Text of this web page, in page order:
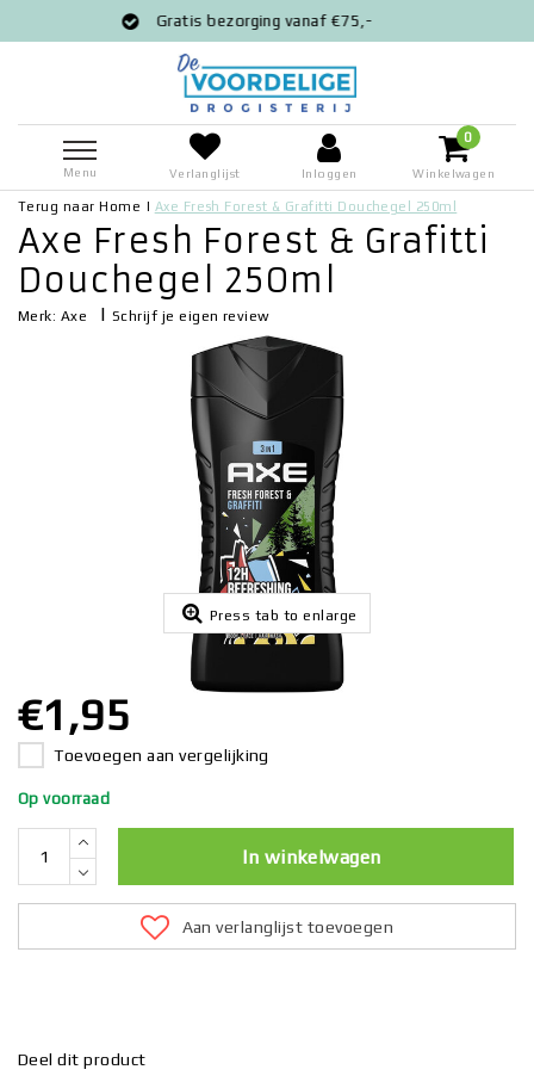
Gratis bezorging vanaf €75,-
Menu Verlanglijst Inloggen
0
Winkelwagen
Terug naar Home | Axe Fresh Forest & Grafitti Douchegel 250ml
Axe Fresh Forest & Grafitti
Douchegel 250ml
Merk: Axe | Schrijf je eigen review
Press tab to enlarge
€1,95
Toevoegen aan vergelijking
Op voorraad
In winkelwagen
Aan verlanglijst toevoegen
Deel dit product